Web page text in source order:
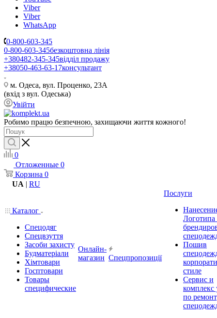
Viber
Viber
WhatsApp
0-800-603-345
0-800-603-345безкоштовна лінія
+380482-345-345відділ продажу
+38050-463-63-17консультант
м. Одеса, вул. Проценко, 23А
(вхід з вул. Одеська)
Увійти
Робимо працю безпечною, захищаючи життя кожного!
0
Отложенные 0
Корзина 0
UA | RU
Каталог
Спецодяг
Спецвзуття
Засоби захисту
Будматеріали
Хімтовари
Госптовари
Товары
специфические
Онлайн-
магазин Спецпропозиції
Послуги
Логотипа
Пошив
стиле
Сервис и
комплекс
по